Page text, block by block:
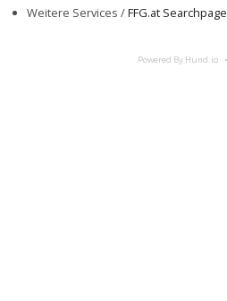
Weitere Services /FFG.at Searchpage
Powered By Hund.io